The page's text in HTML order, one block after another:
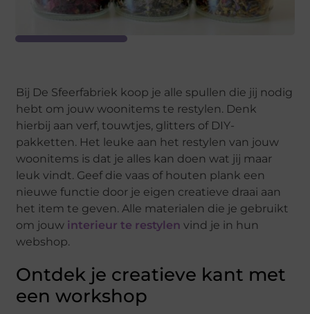
Bij De Sfeerfabriek koop je alle spullen die jij nodig
hebt om jouw woonitems te restylen. Denk
hierbij aan verf, touwtjes, glitters of DIY-
pakketten. Het leuke aan het restylen van jouw
woonitems is dat je alles kan doen wat jij maar
leuk vindt. Geef die vaas of houten plank een
nieuwe functie door je eigen creatieve draai aan
het item te geven. Alle materialen die je gebruikt
om jouw interieur te restylen vind je in hun
webshop.
Ontdek je creatieve kant met
een workshop